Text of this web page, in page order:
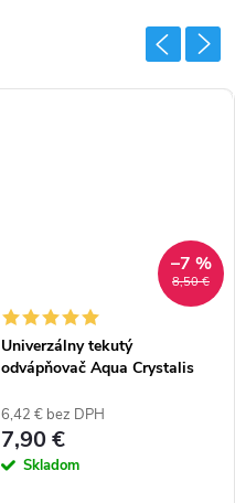
8,50 €
–7 %
Univerzálny tekutý
odvápňovač Aqua Crystalis
6,42 € bez DPH
7,90 €
Skladom